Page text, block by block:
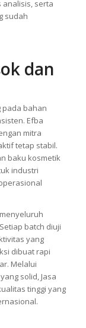
analisis, serta
sudah
dan
pada bahan
Efba
mitra
tetap stabil.
baku kosmetik
industri
batch diuji
yang
dibuat rapi
Melalui
solid, Jasa
tinggi yang